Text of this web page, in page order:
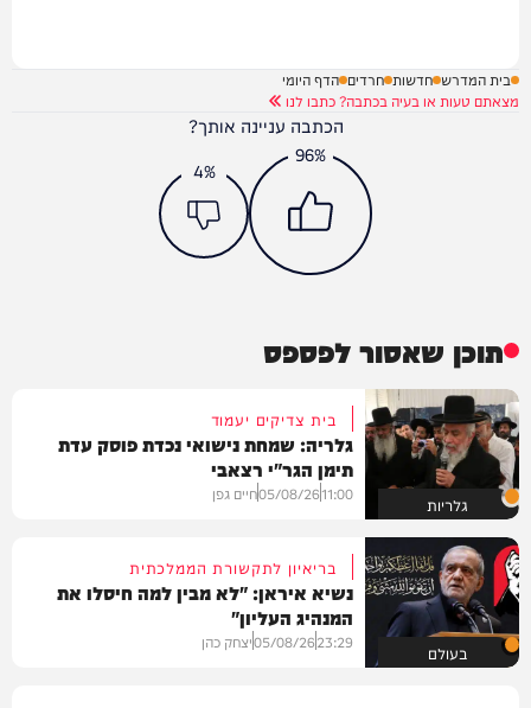
בית המדרש חדשות חרדים הדף היומי
מצאתם טעות או בעיה בכתבה? כתבו לנו
הכתבה עניינה אותך?
96%
4%
תוכן שאסור לפספס
גלריות
בית צדיקים יעמוד
גלריה: שמחת נישואי נכדת פוסק עדת
תימן הגר"י רצאבי
11:00
05/08/26חיים גפן
בעולם
בריאיון לתקשורת הממלכתית
נשיא איראן: "לא מבין למה חיסלו את
המנהיג העליון"
23:29
05/08/26יצחק כהן